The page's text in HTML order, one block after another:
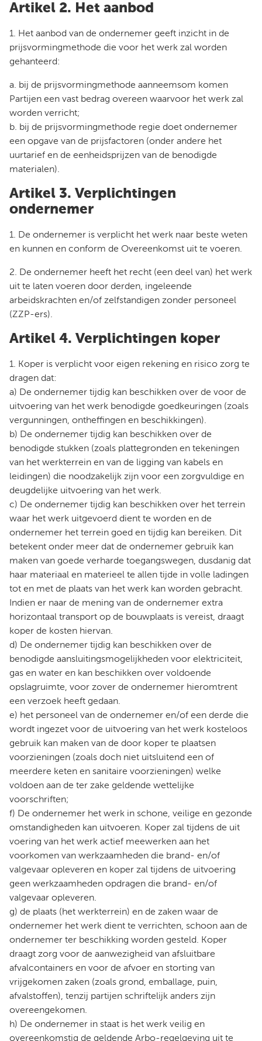
Artikel 2. Het aanbod
1. Het aanbod van de ondernemer geeft inzicht in de
prijsvormingmethode die voor het werk zal worden
gehanteerd:
a. bij de prijsvormingmethode aanneemsom komen
Partijen een vast bedrag overeen waarvoor het werk zal
worden verricht;
b. bij de prijsvormingmethode regie doet ondernemer
een opgave van de prijsfactoren (onder andere het
uurtarief en de eenheidsprijzen van de benodigde
materialen).
Artikel 3. Verplichtingen
ondernemer
1. De ondernemer is verplicht het werk naar beste weten
en kunnen en conform de Overeenkomst uit te voeren.
2. De ondernemer heeft het recht (een deel van) het werk
uit te laten voeren door derden, ingeleende
arbeidskrachten en/of zelfstandigen zonder personeel
(ZZP-ers).
Artikel 4. Verplichtingen koper
1. Koper is verplicht voor eigen rekening en risico zorg te
dragen dat:
a) De ondernemer tijdig kan beschikken over de voor de
uitvoering van het werk benodigde goedkeuringen (zoals
vergunningen, ontheffingen en beschikkingen).
b) De ondernemer tijdig kan beschikken over de
benodigde stukken (zoals plattegronden en tekeningen
van het werkterrein en van de ligging van kabels en
leidingen) die noodzakelijk zijn voor een zorgvuldige en
deugdelijke uitvoering van het werk.
c) De ondernemer tijdig kan beschikken over het terrein
waar het werk uitgevoerd dient te worden en de
ondernemer het terrein goed en tijdig kan bereiken. Dit
betekent onder meer dat de ondernemer gebruik kan
maken van goede verharde toegangswegen, dusdanig dat
haar materiaal en materieel te allen tijde in volle ladingen
tot en met de plaats van het werk kan worden gebracht.
Indien er naar de mening van de ondernemer extra
horizontaal transport op de bouwplaats is vereist, draagt
koper de kosten hiervan.
d) De ondernemer tijdig kan beschikken over de
benodigde aansluitingsmogelijkheden voor elektriciteit,
gas en water en kan beschikken over voldoende
opslagruimte, voor zover de ondernemer hieromtrent
een verzoek heeft gedaan.
e) het personeel van de ondernemer en/of een derde die
wordt ingezet voor de uitvoering van het werk kosteloos
gebruik kan maken van de door koper te plaatsen
voorzieningen (zoals doch niet uitsluitend een of
meerdere keten en sanitaire voorzieningen) welke
voldoen aan de ter zake geldende wettelijke
voorschriften;
f) De ondernemer het werk in schone, veilige en gezonde
omstandigheden kan uitvoeren. Koper zal tijdens de uit
voering van het werk actief meewerken aan het
voorkomen van werkzaamheden die brand- en/of
valgevaar opleveren en koper zal tijdens de uitvoering
geen werkzaamheden opdragen die brand- en/of
valgevaar opleveren.
g) de plaats (het werkterrein) en de zaken waar de
ondernemer het werk dient te verrichten, schoon aan de
ondernemer ter beschikking worden gesteld. Koper
draagt zorg voor de aanwezigheid van afsluitbare
afvalcontainers en voor de afvoer en storting van
vrijgekomen zaken (zoals grond, emballage, puin,
afvalstoffen), tenzij partijen schriftelijk anders zijn
overeengekomen.
h) De ondernemer in staat is het werk veilig en
overeenkomstig de geldende Arbo-regelgeving uit te